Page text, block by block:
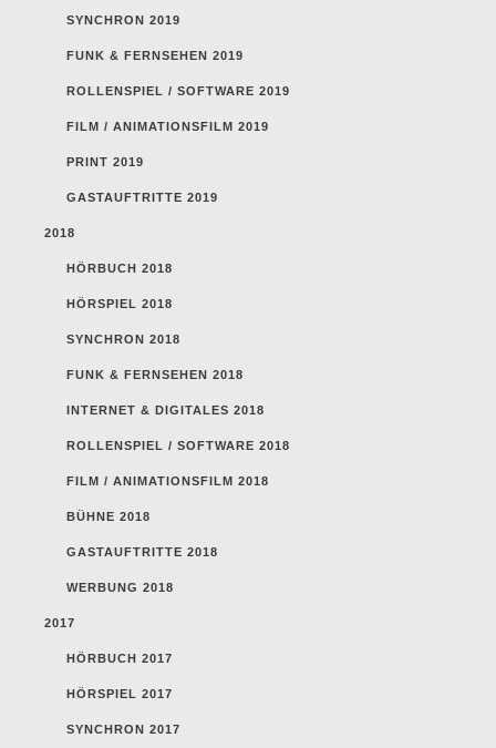
SYNCHRON 2019
FUNK & FERNSEHEN 2019
ROLLENSPIEL / SOFTWARE 2019
FILM / ANIMATIONSFILM 2019
PRINT 2019
GASTAUFTRITTE 2019
2018
HÖRBUCH 2018
HÖRSPIEL 2018
SYNCHRON 2018
FUNK & FERNSEHEN 2018
INTERNET & DIGITALES 2018
ROLLENSPIEL / SOFTWARE 2018
FILM / ANIMATIONSFILM 2018
BÜHNE 2018
GASTAUFTRITTE 2018
WERBUNG 2018
2017
HÖRBUCH 2017
HÖRSPIEL 2017
SYNCHRON 2017